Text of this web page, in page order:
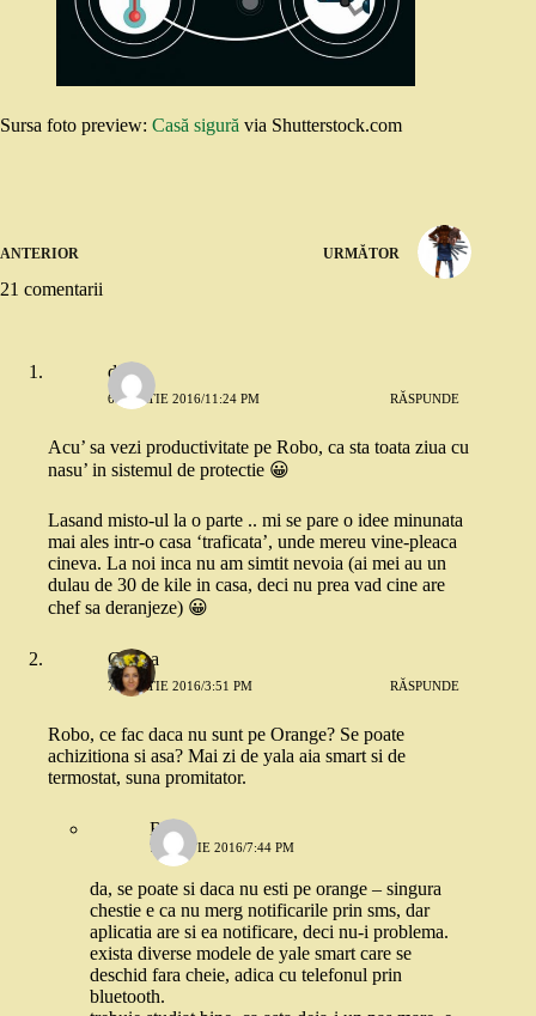
Sursa foto preview: Casă sigură via Shutterstock.com
ANTERIOR URMĂTOR
21 comentarii
dojo
6 MARTIE 2016/11:24 PM RĂSPUNDE
Acu’ sa vezi productivitate pe Robo, ca sta toata ziua cu
nasu’ in sistemul de protectie 😀
Lasand misto-ul la o parte .. mi se pare o idee minunata
mai ales intr-o casa ‘traficata’, unde mereu vine-pleaca
cineva. La noi inca nu am simtit nevoia (ai mei au un
dulau de 30 de kile in casa, deci nu prea vad cine are
chef sa deranjeze) 😀
Corina
7 MARTIE 2016/3:51 PM RĂSPUNDE
Robo, ce fac daca nu sunt pe Orange? Se poate
achizitiona si asa? Mai zi de yala aia smart si de
termostat, suna promitator.
Robo
7 MARTIE 2016/7:44 PM
da, se poate si daca nu esti pe orange – singura
chestie e ca nu merg notificarile prin sms, dar
aplicatia are si ea notificare, deci nu-i problema.
exista diverse modele de yale smart care se
deschid fara cheie, adica cu telefonul prin
bluetooth.